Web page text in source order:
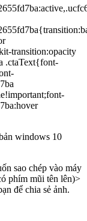
transition:opacity
.ctaText{font-
windows 10
sao chép vào máy
phím mũi tên lên)>
để chia sẻ ảnh.